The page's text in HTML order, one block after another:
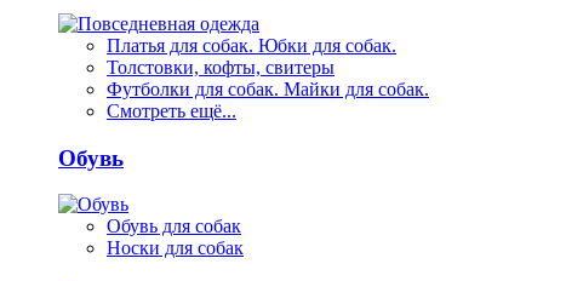
Платья для собак. Юбки для собак.
Толстовки, кофты, свитеры
Футболки для собак. Майки для собак.
Смотреть ещё...
Обувь
Обувь для собак
Носки для собак